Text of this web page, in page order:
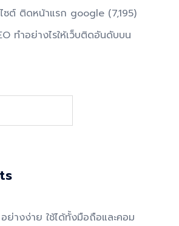
ซต์ ติดหน้าแรก google (7,195)
ทําอย่างไรให้เว็บติดอันดับบน
างง่าย ใช้ได้ทั้งมือถือและคอม